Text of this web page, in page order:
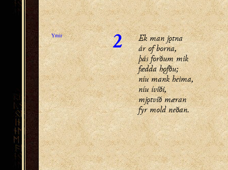
Ymir 2
Ek man jǫtna
ár of borna,
þás forðum mik
fædda hǫfðu;
níu mank heima,
níu íviði,
mjǫtvið mæran
fyr mold neðan.